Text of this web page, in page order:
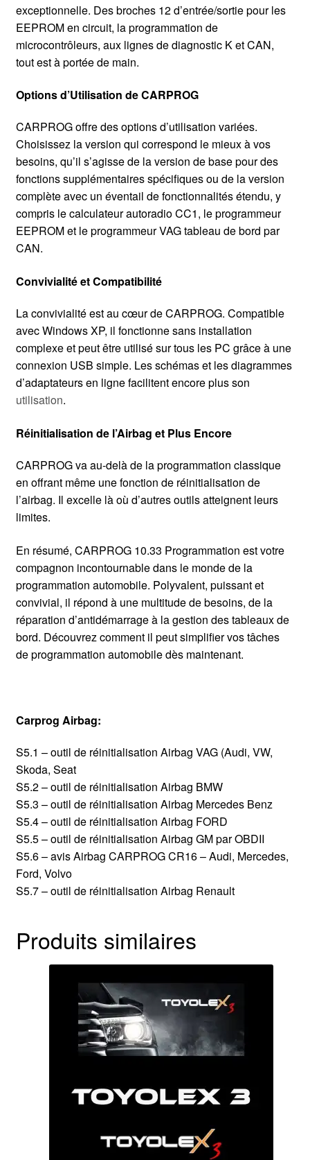
exceptionnelle. Des broches 12 d’entrée/sortie pour les
EEPROM en circuit, la programmation de
microcontrôleurs, aux lignes de diagnostic K et CAN,
tout est à portée de main.
Options d’Utilisation de CARPROG
CARPROG offre des options d’utilisation variées.
Choisissez la version qui correspond le mieux à vos
besoins, qu’il s’agisse de la version de base pour des
fonctions supplémentaires spécifiques ou de la version
complète avec un éventail de fonctionnalités étendu, y
compris le calculateur autoradio CC1, le programmeur
EEPROM et le programmeur VAG tableau de bord par
CAN.
Convivialité et Compatibilité
La convivialité est au cœur de CARPROG. Compatible
avec Windows XP, il fonctionne sans installation
complexe et peut être utilisé sur tous les PC grâce à une
connexion USB simple. Les schémas et les diagrammes
d’adaptateurs en ligne facilitent encore plus son
utilisation.
Réinitialisation de l’Airbag et Plus Encore
CARPROG va au-delà de la programmation classique
en offrant même une fonction de réinitialisation de
l’airbag. Il excelle là où d’autres outils atteignent leurs
limites.
En résumé, CARPROG 10.33 Programmation est votre
compagnon incontournable dans le monde de la
programmation automobile. Polyvalent, puissant et
convivial, il répond à une multitude de besoins, de la
réparation d’antidémarrage à la gestion des tableaux de
bord. Découvrez comment il peut simplifier vos tâches
de programmation automobile dès maintenant.
Carprog Airbag:
S5.1 – outil de réinitialisation Airbag VAG (Audi, VW,
Skoda, Seat
S5.2 – outil de réinitialisation Airbag BMW
S5.3 – outil de réinitialisation Airbag Mercedes Benz
S5.4 – outil de réinitialisation Airbag FORD
S5.5 – outil de réinitialisation Airbag GM par OBDII
S5.6 – avis Airbag CARPROG CR16 – Audi, Mercedes,
Ford, Volvo
S5.7 – outil de réinitialisation Airbag Renault
Produits similaires